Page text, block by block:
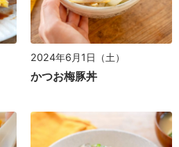
2024年6月1日（土）
かつお梅豚丼